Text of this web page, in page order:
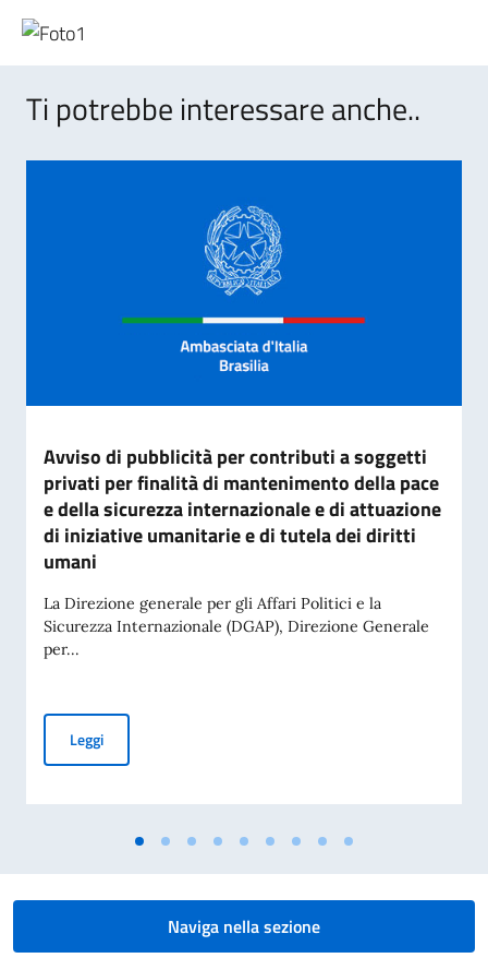
Ti potrebbe interessare anche..
Avviso di pubblicità per contributi a soggetti
privati per finalità di mantenimento della pace
e della sicurezza internazionale e di attuazione
di iniziative umanitarie e di tutela dei diritti
umani
La Direzione generale per gli Affari Politici e la
Sicurezza Internazionale (DGAP), Direzione Generale
per...
LeggiAvviso di pubblicità per contributi a soggetti privati per
Naviga nella sezione